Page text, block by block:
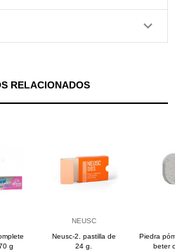
RELACIONADOS
g
NEUSC
Neusc-2. pastilla de
24 g.
Piedra
beter